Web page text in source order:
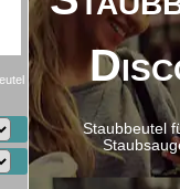
Staubbeutel